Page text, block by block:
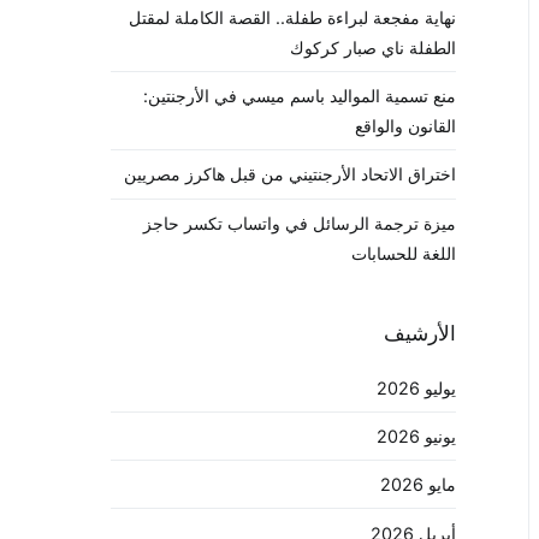
نهاية مفجعة لبراءة طفلة.. القصة الكاملة لمقتل
الطفلة ناي صبار كركوك
منع تسمية المواليد باسم ميسي في الأرجنتين:
القانون والواقع
اختراق الاتحاد الأرجنتيني من قبل هاكرز مصريين
ميزة ترجمة الرسائل في واتساب تكسر حاجز
اللغة للحسابات
الأرشيف
يوليو 2026
يونيو 2026
مايو 2026
أبريل 2026